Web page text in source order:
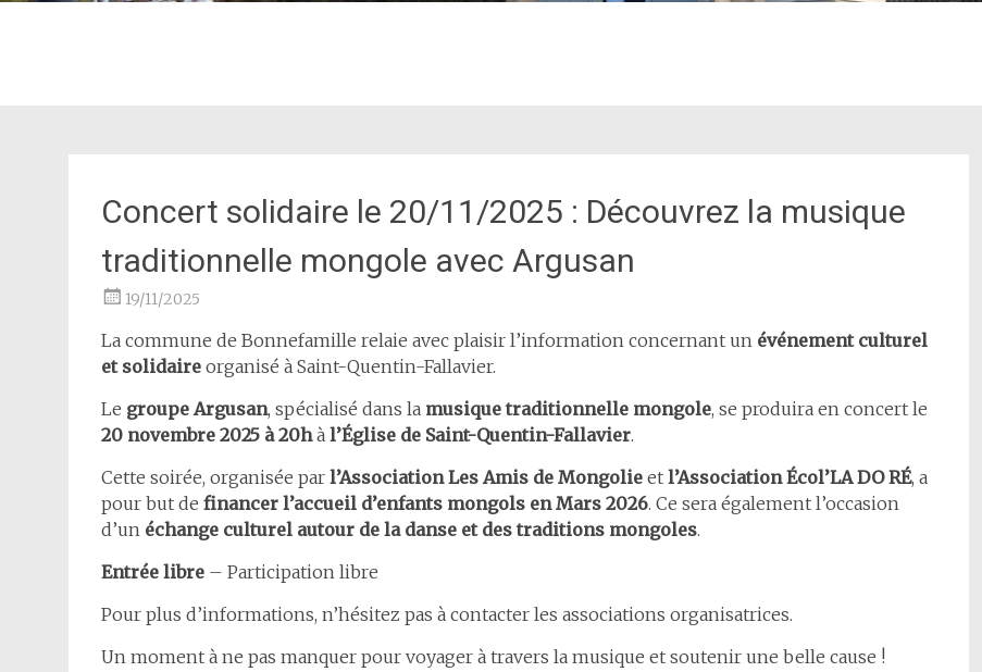
Concert solidaire le 20/11/2025 : Découvrez la musique
traditionnelle mongole avec Argusan
19/11/2025
La commune de Bonnefamille relaie avec plaisir l’information concernant un événement culturel
et solidaire organisé à Saint-Quentin-Fallavier.
Le groupe Argusan, spécialisé dans la musique traditionnelle mongole, se produira en concert le
20 novembre 2025 à 20hà l’Église de Saint-Quentin-Fallavier.
Cette soirée, organisée par l’Association Les Amis de Mongolie et l’Association Écol’LA DO RÉ, a
pour but de financer l’accueil d’enfants mongols en Mars 2026. Ce sera également l’occasion
d’un échange culturel autour de la danse et des traditions mongoles.
Entrée libre – Participation libre
Pour plus d’informations, n’hésitez pas à contacter les associations organisatrices.
Un moment à ne pas manquer pour voyager à travers la musique et soutenir une belle cause !